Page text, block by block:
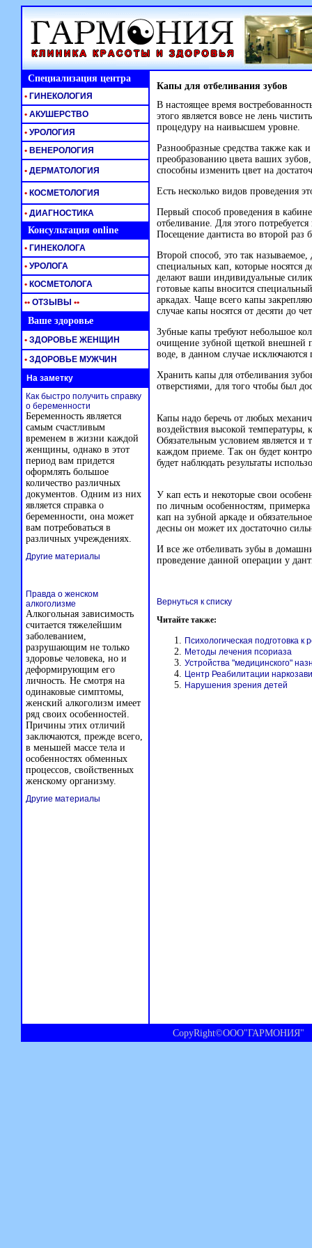
Специализация центра Капы для отбеливания зубов
В настоящее время
этого является вовсе не лень
процедуру на наивысшем уровне.
Разнообразные средства также как
преобразованию цвета ваших
способны изменить цвет на
Есть несколько видов проведения
Первый способ проведения в
отбеливание. Для этого
Посещение дантиста во второй раз
Второй способ, это так
специальных кап, которые носятся
делают ваши индивидуальные
готовые капы вносится
аркадах. Чаще всего капы
случае капы носятся от десяти до
Зубные капы требуют небольшое
очищение зубной щеткой внешней
воде, в данном случае
Хранить капы для отбеливания
отверстиями, для того чтобы был
Капы надо беречь от любых
воздействия высокой
Обязательным условием является
каждом приеме. Так он будет
будет наблюдать результаты
У кап есть и некоторые свои
по личным особенностям, примерка
кап на зубной аркаде и
десны он может их достаточно
И все же отбеливать зубы в
проведение данной операции у
Вернуться к списку
Читайте также:
Психологическая подготовка к
Методы лечения псориаза
Устройства "медицинского"
Центр Реабилитации
Нарушения зрения детей
• ГИНЕКОЛОГИЯ
• АКУШЕРСТВО
• УРОЛОГИЯ
• ВЕНЕРОЛОГИЯ
• ДЕРМАТОЛОГИЯ
• КОСМЕТОЛОГИЯ
• ДИАГНОСТИКА
Консультация online
• ГИНЕКОЛОГА
• УРОЛОГА
• КОСМЕТОЛОГА
•• ОТЗЫВЫ ••
Ваше здоровье
• ЗДОРОВЬЕ ЖЕНЩИН
• ЗДОРОВЬЕ МУЖЧИН
На заметку
Как быстро получить справку
о беременности
Беременность является
самым счастливым
временем в жизни каждой
женщины, однако в этот
период вам придется
оформлять большое
количество различных
документов. Одним из них
является справка о
беременности, она может
вам потребоваться в
различных учреждениях.
Другие материалы
Правда о женском
алкоголизме
Алкогольная зависимость
считается тяжелейшим
заболеванием,
разрушающим не только
здоровье человека, но и
деформирующим его
личность. Не смотря на
одинаковые симптомы,
женский алкоголизм имеет
ряд своих особенностей.
Причины этих отличий
заключаются, прежде всего,
в меньшей массе тела и
особенностях обменных
процессов, свойственных
женскому организму.
Другие материалы